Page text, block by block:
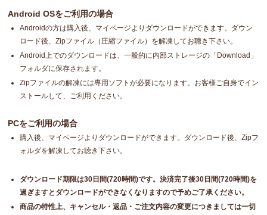
Android OSをご利用の場合
Androidの方は購入後、マイページよりダウンロードができます。ダウン
ロード後、Zipファイル（圧縮ファイル）を解凍してお聴き下さい。
Android上でのダウンロードは、一般的に内部ストレージの「Download」
フォルダに保存されます。
Zipファイルの解凍には専用ソフトが必要になります。お客様ご自身でイン
ストールして、ご利用ください。
PCをご利用の場合
購入後、マイページよりダウンロードができます。ダウンロード後、Zipフ
ォルダを解凍してお聴き下さい。
ダウンロード期限は30日間(720時間)です。決済完了後30日間(720時間)を
過ぎますとダウンロードができなくなりますので予めご了承ください。
商品の特性上、キャンセル・返品・ご注文内容の変更につきましては一切